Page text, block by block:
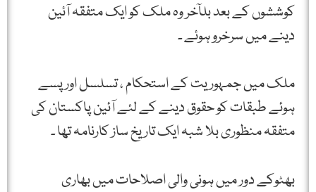
کوششوں کے بعد بلآخر وہ ملک کو ایک متفقہ آئین
دینے میں سرخرو ہوئے ۔
ملک میں جمہوریت کے استحکام ، تسلسل اور پسے
ہوئے طبقات کو حقوق دینے کے لئے آئین پاکستان کی
متفقہ منظوری بلا شبہ ایک تاریخ ساز کارنامہ تھا ۔
بھٹوکے دور میں ہونی والی اصلاحات میں بھاری